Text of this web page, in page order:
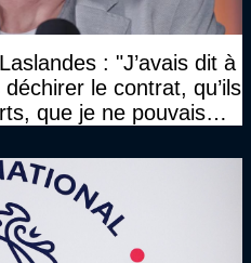
: "J’avais dit à
le contrat, qu’ils
que je ne pouvais